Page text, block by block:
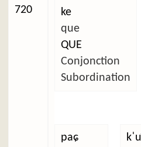
720
ke
que
QUE
Conjonction
Subordination
paɕ